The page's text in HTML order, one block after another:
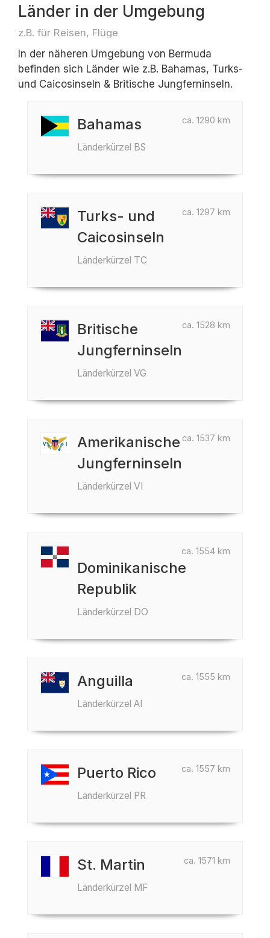
Länder in der Umgebung
z.B. für Reisen, Flüge
In der näheren Umgebung von Bermuda
befinden sich Länder wie z.B. Bahamas, Turks-
und Caicosinseln & Britische Jungferninseln.
ca. 1290 km
Bahamas
Länderkürzel BS
ca. 1297 km
Turks- und
Caicosinseln
Länderkürzel TC
ca. 1528 km
Britische
Jungferninseln
Länderkürzel VG
ca. 1537 km
Amerikanische
Jungferninseln
Länderkürzel VI
ca. 1554 km
Dominikanische
Republik
Länderkürzel DO
ca. 1555 km
Anguilla
Länderkürzel AI
ca. 1557 km
Puerto Rico
Länderkürzel PR
ca. 1571 km
St. Martin
Länderkürzel MF